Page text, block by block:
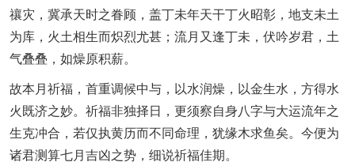
禳灾，冀承天时之眷顾，盖丁未年天干丁火昭彰，地支未土
为库，火土相生而炽烈尤甚；流月又逢丁未，伏吟岁君，土
气叠叠，如燥原积薪。
故本月祈福，首重调候中与，以水润燥，以金生水，方得水
火既济之妙。祈福非独择日，更须察自身八字与大运流年之
生克冲合，若仅执黄历而不同命理，犹缘木求鱼矣。今便为
诸君测算七月吉凶之势，细说祈福佳期。